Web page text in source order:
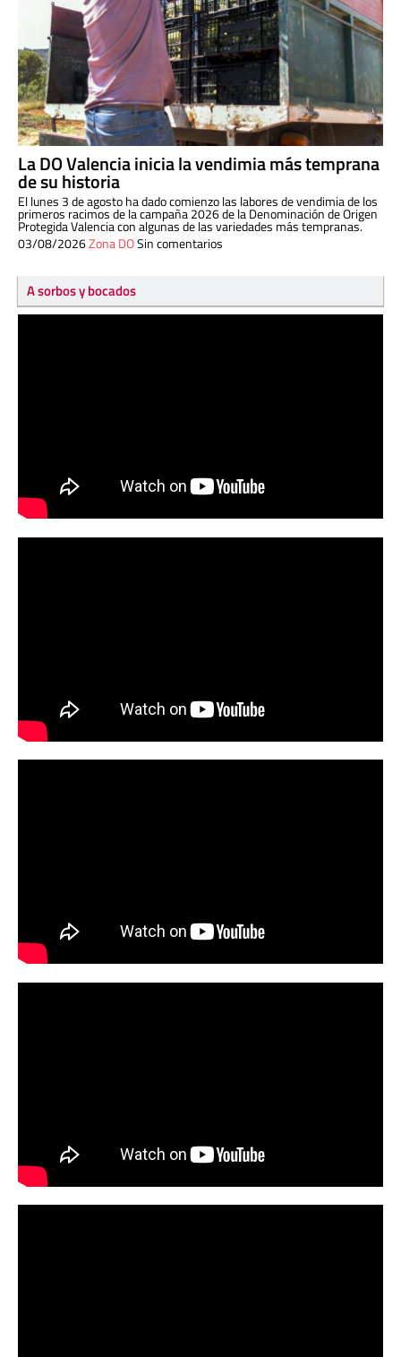
La DO Valencia inicia la vendimia más temprana
de su historia
El lunes 3 de agosto ha dado comienzo las labores de vendimia de los
primeros racimos de la campaña 2026 de la Denominación de Origen
Protegida Valencia con algunas de las variedades más tempranas.
03/08/2026Zona DOSin comentarios
A sorbos y bocados